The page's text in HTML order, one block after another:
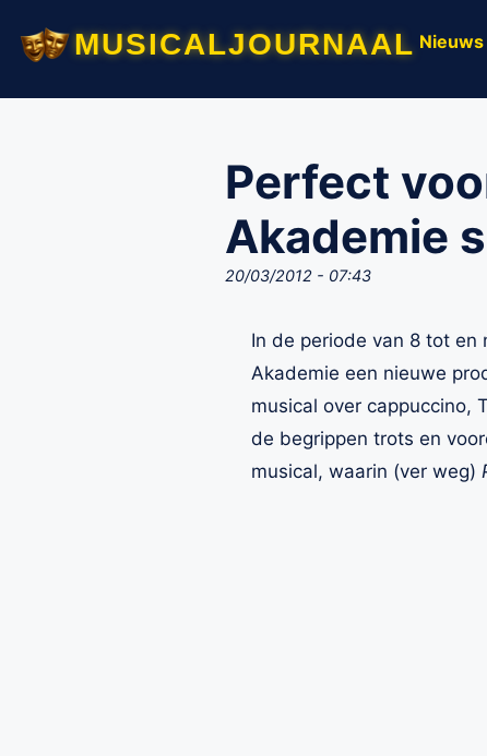
musicaljournaal Nieuws
Perfect
Akademie
20/03/2012 - 07:43
In de periode van 8 tot en
Akademie een nieuwe
musical over cappuccino,
de begrippen trots en
musical, waarin (ver weg)